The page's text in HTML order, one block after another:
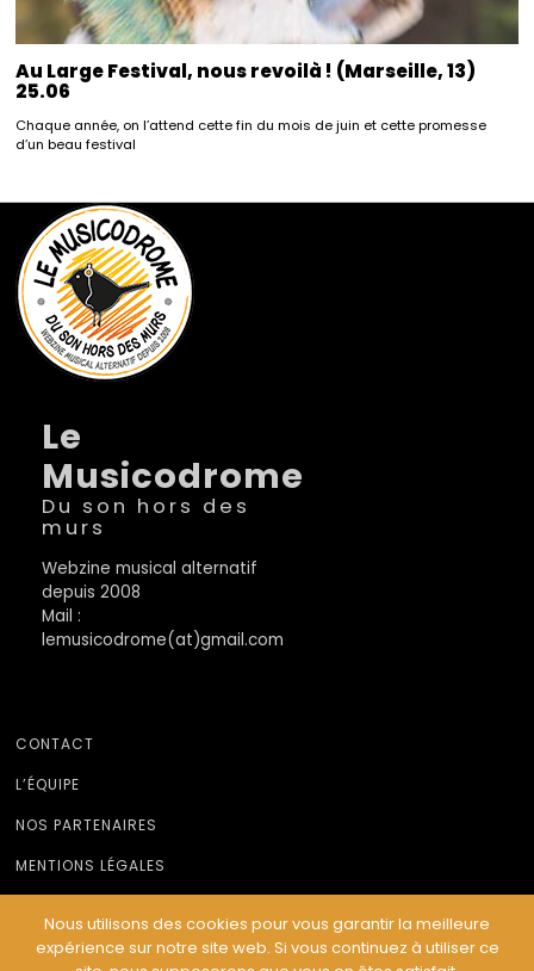
Au Large Festival, nous revoilà ! (Marseille, 13)
25.06
Chaque année, on l’attend cette fin du mois de juin et cette promesse
d’un beau festival
Le
Musicodrome
Du son hors des
murs
Webzine musical alternatif
depuis 2008
Mail :
lemusicodrome(at)gmail.com
CONTACT
L’ÉQUIPE
NOS PARTENAIRES
MENTIONS LÉGALES
Nous utilisons des cookies pour vous garantir la meilleure
expérience sur notre site web. Si vous continuez à utiliser ce